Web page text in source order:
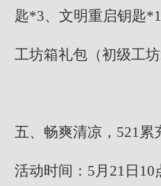
匙*3、文明重启钥匙*1
工坊箱礼包（初级工
五、畅爽清凉，521累
活动时间：5月21日10